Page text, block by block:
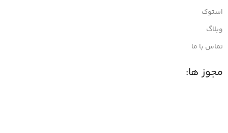
استوک
وبلاگ
تماس با ما
مجوز ها: